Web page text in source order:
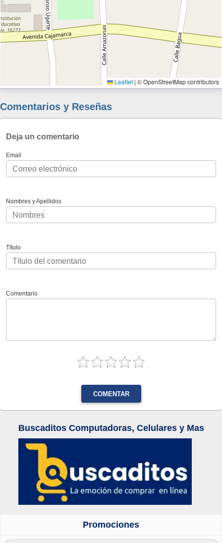
Leaflet | © OpenStreetMap contributors
Comentarios y Reseñas
Deja un comentario
Email
Nombres y Apellidos
Título
Comentario
COMENTAR
Buscaditos Computadoras, Celulares y Mas
Promociones